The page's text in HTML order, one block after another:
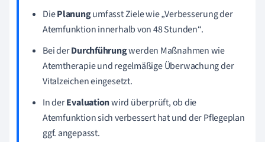
DiePlanungumfasst Ziele wie „Verbesserung der
Atemfunktion innerhalb von 48 Stunden“.
Bei derDurchführungwerden Maßnahmen wie
Atemtherapie und regelmäßige Überwachung der
Vitalzeichen eingesetzt.
In derEvaluationwird überprüft, ob die
Atemfunktion sich verbessert hat und der Pflegeplan
ggf. angepasst.